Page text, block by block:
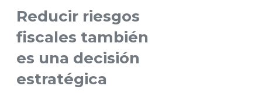
Reducir riesgos
fiscales también
es una decisión
estratégica